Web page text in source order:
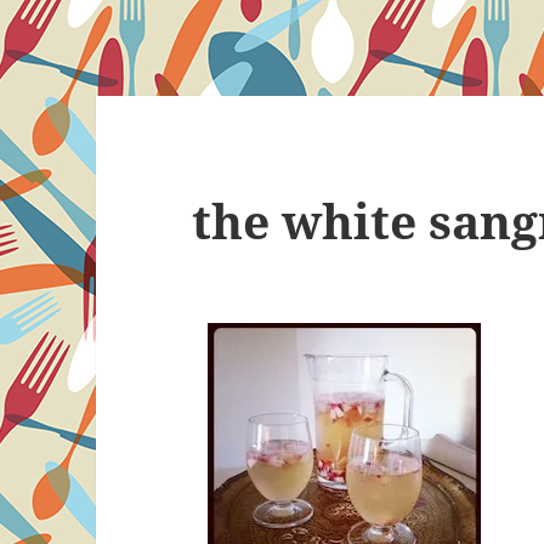
the white